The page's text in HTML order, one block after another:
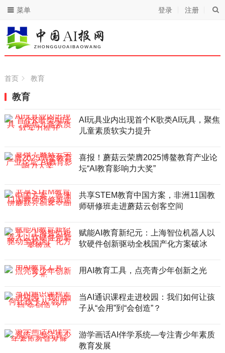
登录 注册
菜单
首页 教育
教育
AI玩具业内出现首个K歌类AI玩具，聚焦
儿童素质软实力提升
喜报！蘑菇云荣膺2025博鳌教育产业论
坛“AI教育影响力大奖”
共享STEM教育中国方案，非洲11国教
师研修班走进蘑菇云创客空间
赋能AI教育新纪元：上海智位机器人以
软硬件创新驱动全栈国产化方案破冰
用AI教育工具，点亮青少年创新之光
当AI通识课程走进校园：我们如何让孩
子从“会用”到“会创造”？
游学画话AI伴学系统—专注青少年素质
教育发展